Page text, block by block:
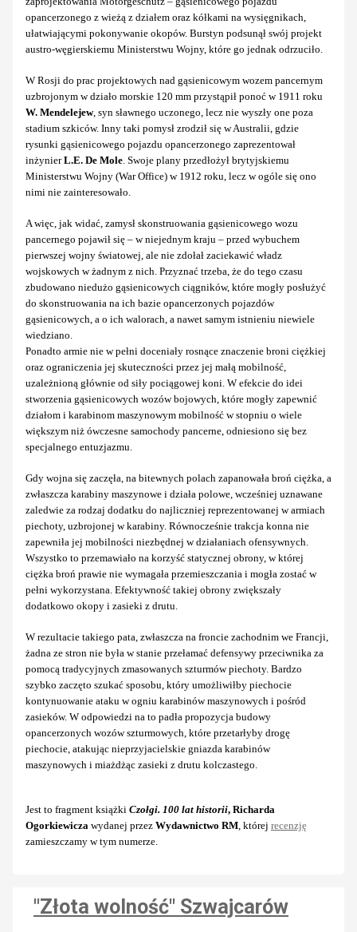
opancerzonego z wieżą z działem oraz kółkami na wysięgnikach,
ułatwiającymi pokonywanie okopów. Burstyn podsunął swój projekt
austro-węgierskiemu Ministerstwu Wojny, które go jednak odrzuciło.
W Rosji do prac projektowych nad gąsienicowym wozem pancernym
uzbrojonym w działo morskie 120 mm przystąpił ponoć w 1911 roku
W. Mendelejew, syn sławnego uczonego, lecz nie wyszły one poza
stadium szkiców. Inny taki pomysł zrodził się w Australii, gdzie
rysunki gąsienicowego pojazdu opancerzonego zaprezentował
inżynierL.E. De Mole. Swoje plany przedłożył brytyjskiemu
Ministerstwu Wojny (War Office) w 1912 roku, lecz w ogóle się ono
nimi nie zainteresowało.
A więc, jak widać, zamysł skonstruowania gąsienicowego wozu
pancernego pojawił się – w niejednym kraju – przed wybuchem
pierwszej wojny światowej, ale nie zdołał zaciekawić władz
wojskowych w żadnym z nich. Przyznać trzeba, że do tego czasu
zbudowano niedużo gąsienicowych ciągników, które mogły posłużyć
do skonstruowania na ich bazie opancerzonych pojazdów
gąsienicowych, a o ich walorach, a nawet samym istnieniu niewiele
wiedziano.
Ponadto armie nie w pełni doceniały rosnące znaczenie broni ciężkiej
oraz ograniczenia jej skuteczności przez jej małą mobilność,
uzależnioną głównie od siły pociągowej koni. W efekcie do idei
stworzenia gąsienicowych wozów bojowych, które mogły zapewnić
działom i karabinom maszynowym mobilność w stopniu o wiele
większym niż ówczesne samochody pancerne, odniesiono się bez
specjalnego entuzjazmu.
Gdy wojna się zaczęła, na bitewnych polach zapanowała broń ciężka, a
zwłaszcza karabiny maszynowe i działa polowe, wcześniej uznawane
zaledwie za rodzaj dodatku do najliczniej reprezentowanej w armiach
piechoty, uzbrojonej w karabiny. Równocześnie trakcja konna nie
zapewniła jej mobilności niezbędnej w działaniach ofensywnych.
Wszystko to przemawiało na korzyść statycznej obrony, w której
ciężka broń prawie nie wymagała przemieszczania i mogła zostać w
pełni wykorzystana. Efektywność takiej obrony zwiększały
dodatkowo okopy i zasieki z drutu.
W rezultacie takiego pata, zwłaszcza na froncie zachodnim we Francji,
żadna ze stron nie była w stanie przełamać defensywy przeciwnika za
pomocą tradycyjnych zmasowanych szturmów piechoty. Bardzo
szybko zaczęto szukać sposobu, który umożliwiłby piechocie
kontynuowanie ataku w ogniu karabinów maszynowych i pośród
zasieków. W odpowiedzi na to padła propozycja budowy
opancerzonych wozów szturmowych, które przetarłyby drogę
piechocie, atakując nieprzyjacielskie gniazda karabinów
maszynowych i miażdżąc zasieki z drutu kolczastego.
Jest to fragment książki Czołgi. 100 lat historii, Richarda
Ogorkiewicza wydanej przez Wydawnictwo RM, której recenzję
zamieszczamy w tym numerze.
"Złota wolność" Szwajcarów